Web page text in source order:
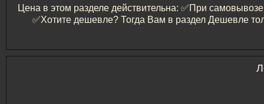
Цена в этом разделе действительна: ✅️При
✅️Хотите дешевле? Тогда Вам в раздел Дешевле